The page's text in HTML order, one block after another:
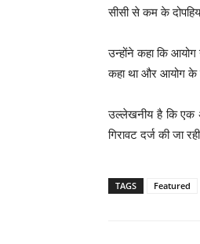
सीसी से कम के
उन्होंने कहा कि आयोग
कहा था और आयोग के
उल्लेखनीय है कि एक
गिरावट दर्ज की जा
TAGS Featured